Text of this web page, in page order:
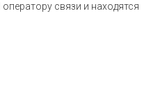
связи и находятся